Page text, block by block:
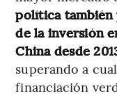
política
de la inversión
China desde
superando a
financiación